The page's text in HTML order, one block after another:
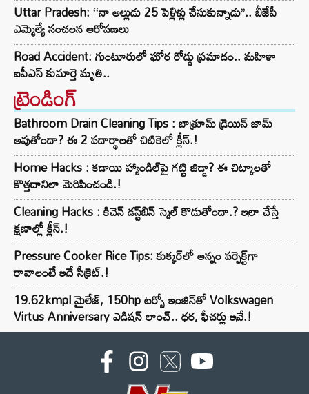
Uttar Pradesh: ‘‘నా అల్లుడు 25 పెళ్లిళ్లు చేసుకున్నాడు’’.. బీజేపీ
ఎమ్మెల్యే సంచలన ఆరోపణలు
Road Accident: గుంటూరులో ఘోర రోడ్డు ప్రమాదం.. మహిళా
ఐపీఎస్ కుమార్తె మృతి..
ట్రెండింగ్‌
Bathroom Drain Cleaning Tips : బాత్రూమ్ డ్రెయిన్ జామ్
అవుతోందా? ఈ 2 పదార్థాలతో చిటికెలో క్లీన్.!
Home Hacks : కడాయి హ్యాండిల్‌పై గట్టి జిడ్డా? ఈ చిట్కాలతో
కొత్తదానిలా మెరిపించండి.!
Cleaning Hacks : కిచెన్ డస్ట్‌బిన్ స్మెల్ కొడుతోందా.? ఇలా చేస్తే
క్షణాల్లో క్లీన్.!
Pressure Cooker Rice Tips: కుక్కర్‌లో అన్నం పర్ఫెక్ట్‌గా
రావాలంటే ఇదే సీక్రెట్.!
19.62kmpl మైలేజ్, 150hp టర్బో ఇంజిన్‌తో Volkswagen
Virtus Anniversary ఎడిషన్ లాంచ్.. ధర, ఫీచర్లు ఇవే.!